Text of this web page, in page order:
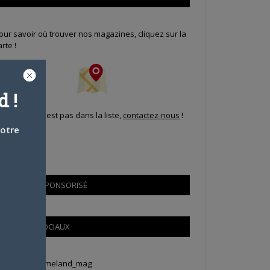
savoir où trouver nos magazines, cliquez sur la
!
Si votre ville n'est pas dans la liste, contactez-nous !
CONTENU SPONSORISÉ
RÉSEAUX SOCIAUX
by Animeland_mag
!